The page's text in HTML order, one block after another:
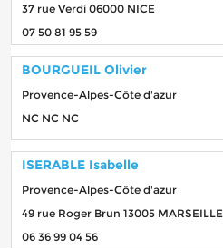
37 rue Verdi 06000 NICE
07 50 81 95 59
BOURGUEIL Olivier
Provence-Alpes-Côte d'azur
NC NC NC
ISERABLE Isabelle
Provence-Alpes-Côte d'azur
49 rue Roger Brun 13005 MARSEILLE
06 36 99 04 56